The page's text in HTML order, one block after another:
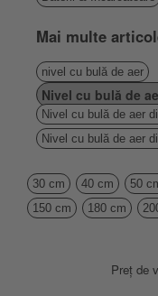
Mai multe
nivel cu bulă de aer
Nivel cu bulă de
Nivel cu bulă de aer
Nivel cu bulă de aer
30 cm 40 cm 50
150 cm
180 cm
Preț de